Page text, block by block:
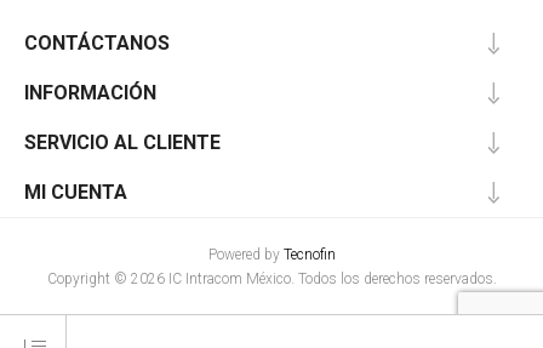
CONTÁCTANOS
INFORMACIÓN
SERVICIO AL CLIENTE
MI CUENTA
Powered by Tecnofin
Copyright © 2026 IC Intracom México. Todos los derechos reservados.